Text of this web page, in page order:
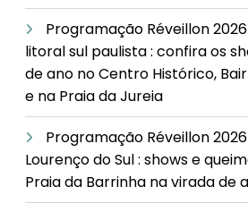
Programação Réveillon
litoral sul paulista : confira os
de ano no Centro Histórico,
e na Praia da Jureia
Programação Réveillon
Lourenço do Sul : shows e
Praia da Barrinha na virada de